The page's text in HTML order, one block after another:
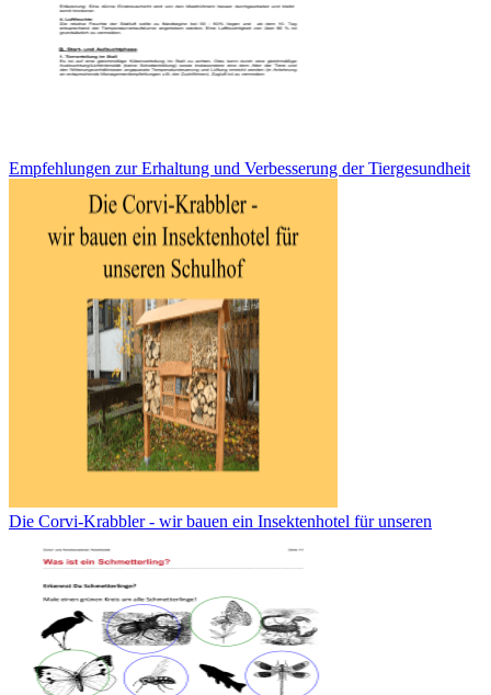
Empfehlungen zur Erhaltung und Verbesserung der Tiergesundheit
Die Corvi-Krabbler - wir bauen ein Insektenhotel für unseren